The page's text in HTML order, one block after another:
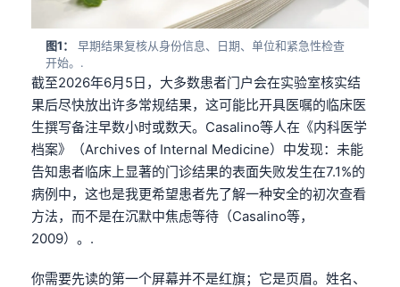
图1：
早期结果复核从身份信息、日期、单位和紧急性检查
开始。.
截至2026年6月5日，大多数患者门户会在实验室核实结
果后尽快放出许多常规结果，这可能比开具医嘱的临床医
生撰写备注早数小时或数天。Casalino等人在《内科医学
档案》（Archives of Internal Medicine）中发现：未能
告知患者临床上显著的门诊结果的表面失败发生在7.1%的
病例中，这也是我更希望患者先了解一种安全的初次查看
方法，而不是在沉默中焦虑等待（Casalino等，
2009）。.
你需要先读的第一个屏幕并不是红旗；它是页眉。姓名、